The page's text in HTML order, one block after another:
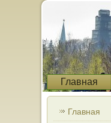
Главная
Главная